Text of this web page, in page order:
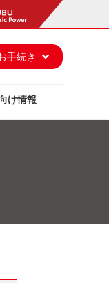
け情報
手続き